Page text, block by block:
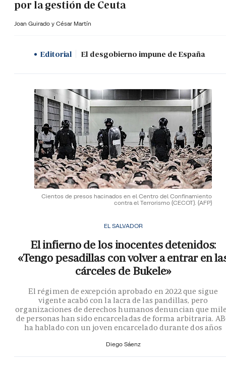
por la gestión de Ceuta
Joan Guirado y César Martín
Editorial El desgobierno impune de España
Cientos de presos hacinados en el Centro del Confinamiento
contra el Terrorismo (CECOT). (AFP)
EL SALVADOR
El infierno de los inocentes detenidos:
«Tengo pesadillas con volver a entrar en
cárceles de Bukele»
El régimen de excepción aprobado en 2022 que sigue
vigente acabó con la lacra de las pandillas, pero
organizaciones de derechos humanos denuncian que
de personas han sido encarceladas de forma arbitraria.
ha hablado con un joven encarcelado durante dos años
Diego Sáenz